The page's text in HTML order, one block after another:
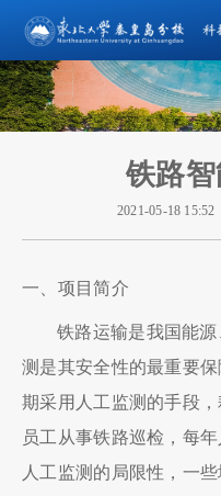
铁路
2021-05-18 15:52
一、项目简介
铁路运输是我国能
测是其安全性的最重要
期采用人工监测的手段
员工从事铁路巡检，每
人工监测的局限性，一